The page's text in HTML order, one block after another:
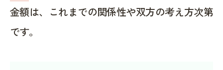
金額は、これまでの関係性や双方の考え方次第
です。